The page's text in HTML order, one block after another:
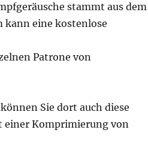
stammt aus dem
kann eine kostenlose
Patrone von
Sie dort auch diese
einer Komprimierung von